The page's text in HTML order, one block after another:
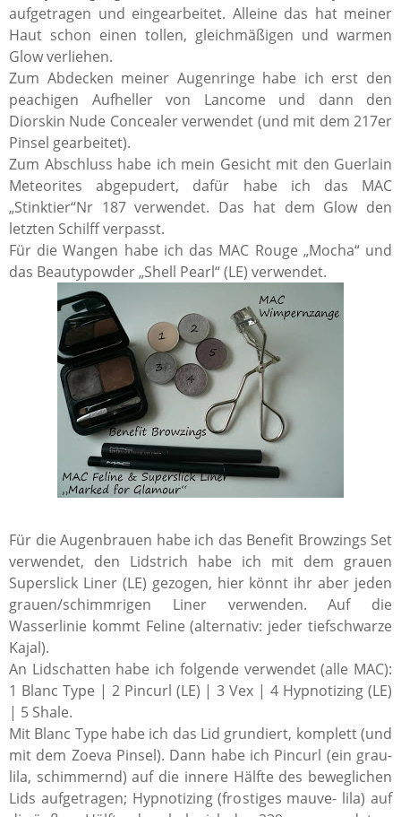
aufgetragen und eingearbeitet. Alleine das hat meiner
Haut schon einen tollen, gleichmäßigen und warmen
Glow verliehen.
Zum Abdecken meiner Augenringe habe ich erst den
peachigen Aufheller von Lancome und dann den
Diorskin Nude Concealer verwendet (und mit dem 217er
Pinsel gearbeitet).
Zum Abschluss habe ich mein Gesicht mit den Guerlain
Meteorites abgepudert, dafür habe ich das MAC
„Stinktier“Nr 187 verwendet. Das hat dem Glow den
letzten Schilff verpasst.
Für die Wangen habe ich das MAC Rouge „Mocha“ und
das Beautypowder „Shell Pearl“ (LE) verwendet.
Für die Augenbrauen habe ich das Benefit Browzings Set
verwendet, den Lidstrich habe ich mit dem grauen
Superslick Liner (LE) gezogen, hier könnt ihr aber jeden
grauen/schimmrigen Liner verwenden. Auf die
Wasserlinie kommt Feline (alternativ: jeder tiefschwarze
Kajal).
An Lidschatten habe ich folgende verwendet (alle MAC):
1 Blanc Type | 2 Pincurl (LE) | 3 Vex | 4 Hypnotizing (LE)
| 5 Shale.
Mit Blanc Type habe ich das Lid grundiert, komplett (und
mit dem Zoeva Pinsel). Dann habe ich Pincurl (ein grau-
lila, schimmernd) auf die innere Hälfte des beweglichen
Lids aufgetragen; Hypnotizing (frostiges mauve- lila) auf